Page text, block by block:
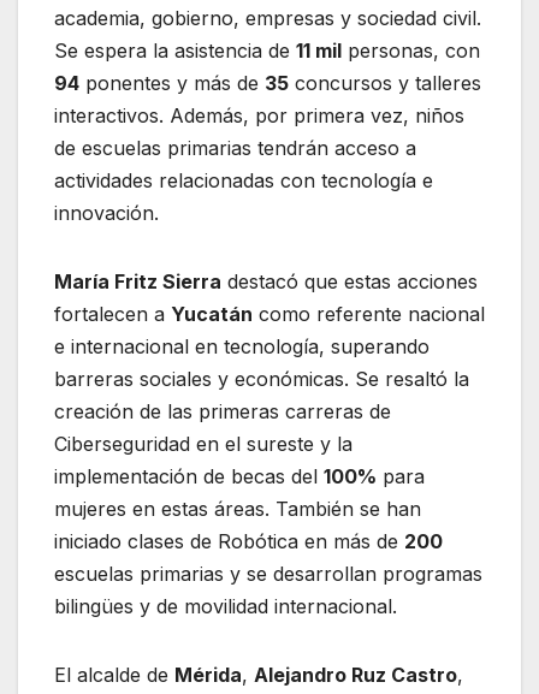
academia, gobierno, empresas y sociedad civil.
Se espera la asistencia de 11 mil personas, con
94 ponentes y más de 35 concursos y talleres
interactivos. Además, por primera vez, niños
de escuelas primarias tendrán acceso a
actividades relacionadas con tecnología e
innovación.
María Fritz Sierra destacó que estas acciones
fortalecen a Yucatán como referente nacional
e internacional en tecnología, superando
barreras sociales y económicas. Se resaltó la
creación de las primeras carreras de
Ciberseguridad en el sureste y la
implementación de becas del 100% para
mujeres en estas áreas. También se han
iniciado clases de Robótica en más de 200
escuelas primarias y se desarrollan programas
bilingües y de movilidad internacional.
El alcalde de Mérida, Alejandro Ruz Castro,